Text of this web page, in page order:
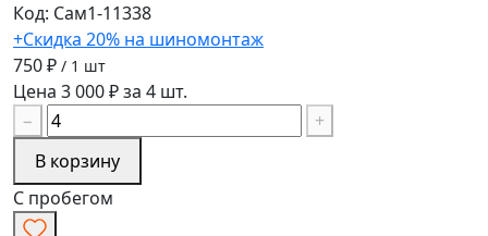
Код: Сам1-11338
+Скидка 20% на шиномонтаж
750 ₽ / 1 шт
Цена 3 000 ₽ за 4 шт.
−
+
В корзину
С пробегом